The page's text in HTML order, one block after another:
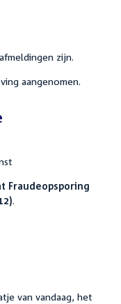
zijn.
aangenomen.
Fraudeopsporing
.
van vandaag, het